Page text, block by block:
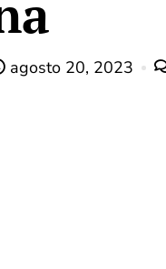
agosto 20, 2023